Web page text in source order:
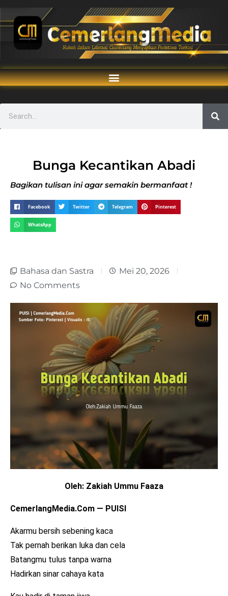
Bunga Kecantikan Abadi
Bagikan tulisan ini agar semakin bermanfaat !
Facebook Twitter Telegram Pinterest
WhatsApp
Bahasa dan Sastra
Mei 20, 2026
No Comments
Oleh: Zakiah Ummu Faaza
CemerlangMedia.Com — PUISI
Akarmu bersih sebening kaca
Tak pernah berikan luka dan cela
Batangmu tulus tanpa warna
Hadirkan sinar cahaya kata